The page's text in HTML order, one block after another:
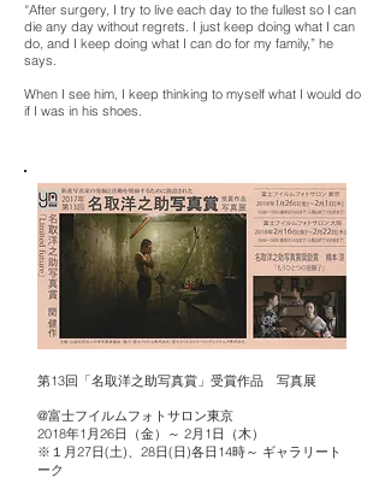
“After surgery, I try to live each day to the fullest so I can
die any day without regrets. I just keep doing what I can
do, and I keep doing what I can do for my family,” he
says.
When I see him, I keep thinking to myself what I would do
if I was in his shoes.
第13回「名取洋之助写真賞」受賞作品 写真展
@富士フイルムフォトサロン東京
2018年1月26日（金）～ 2月1日（木）
※１月27日(土)、28日(日)各日14時～ ギャラリート
ーク